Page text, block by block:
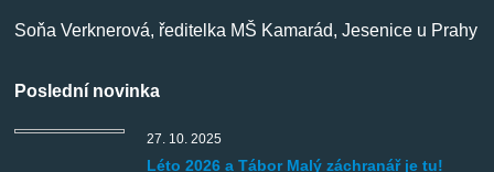
Soňa Verknerová, ředitelka MŠ Kamarád, Jesenice u Prahy
Poslední novinka
27. 10. 2025
Léto 2026 a Tábor Malý záchranář je tu!